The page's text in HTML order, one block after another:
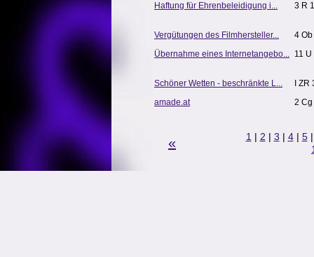
Haftung für Ehrenbeleidigung i...
3 R
Vergütungen des Filmhersteller...
4
Übernahme eines Internetangebo... 11
Schöner Wetten - beschränkte L...
I
amade.at
2
« 1 | 2 | 3 | 4| 5